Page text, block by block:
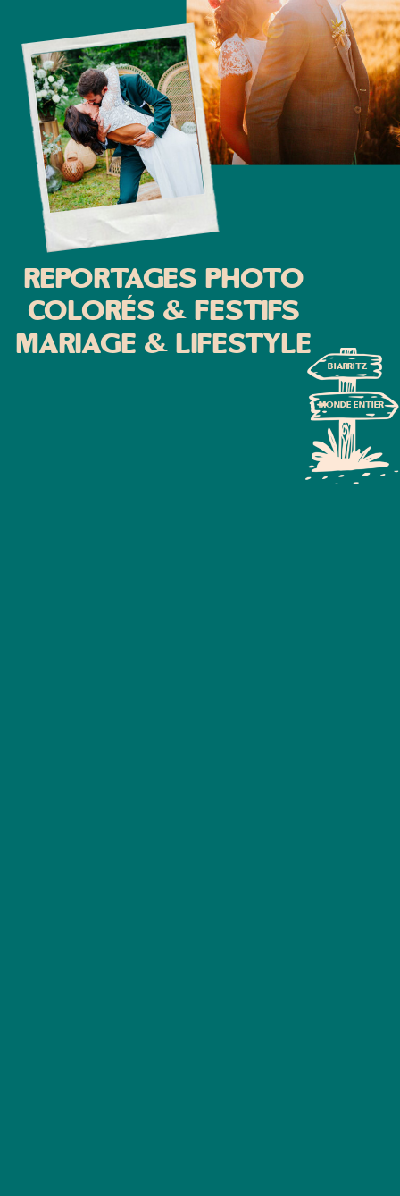
Biarritz
monde entier
Reportages photo
colorés & festifs
mariage & lifestyle